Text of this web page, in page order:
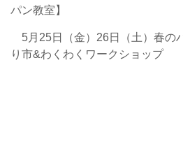
パン教室】
5月25日（金）26日（土）春の
り市&わくわくワークショップ